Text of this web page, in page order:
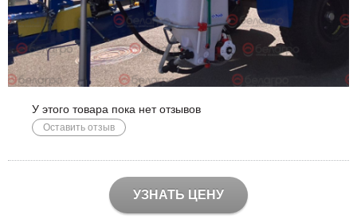
У этого товара пока нет отзывов
Оставить отзыв
УЗНАТЬ ЦЕНУ